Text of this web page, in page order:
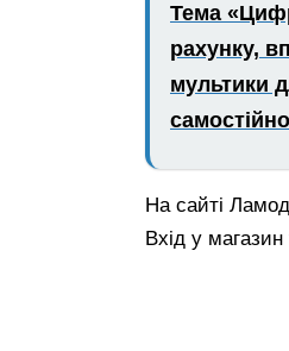
Тема
рахунку,
мультики
На сайті
Вхід у магазин